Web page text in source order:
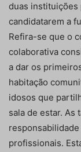
duas instituições
candidatarem a
Refira-se que o
colaborativa
a dar os
habitação
idosos que
sala de estar. As
profissionais.